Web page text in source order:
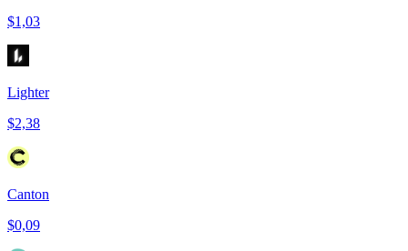
$1,03
Lighter
$2,38
Canton
$0,09